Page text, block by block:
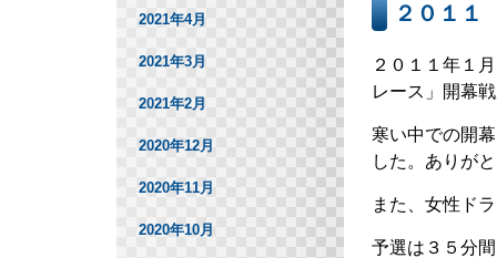
２０１
２０１１年１
レース」開幕
寒い中での開
した。ありが
また、女性ド
予選は３５分
2021年4月
2021年3月
2021年2月
2020年12月
2020年11月
2020年10月